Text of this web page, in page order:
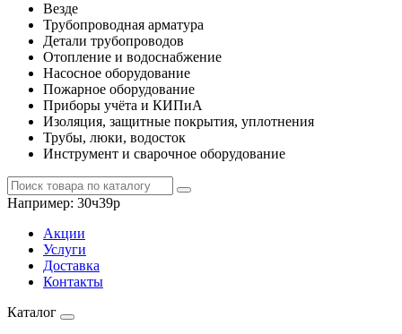
Везде
Трубопроводная арматура
Детали трубопроводов
Отопление и водоснабжение
Насосное оборудование
Пожарное оборудование
Приборы учёта и КИПиА
Изоляция, защитные покрытия, уплотнения
Трубы, люки, водосток
Инструмент и сварочное оборудование
Например: 30ч39р
Акции
Услуги
Доставка
Контакты
Каталог